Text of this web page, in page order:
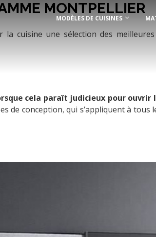
Boutique Showroom
Cuisine PoggenpohlMODÈLES DE CUISINES
MONTPELLIER
cuisine une sélection des
cela paraît judicieux pour ouvrir
de conception, qui s’appliquent à